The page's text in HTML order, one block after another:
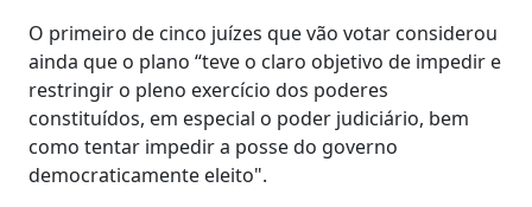
O primeiro de cinco juízes que vão votar considerou
ainda que o plano “teve o claro objetivo de impedir e
restringir o pleno exercício dos poderes
constituídos, em especial o poder judiciário, bem
como tentar impedir a posse do governo
democraticamente eleito".